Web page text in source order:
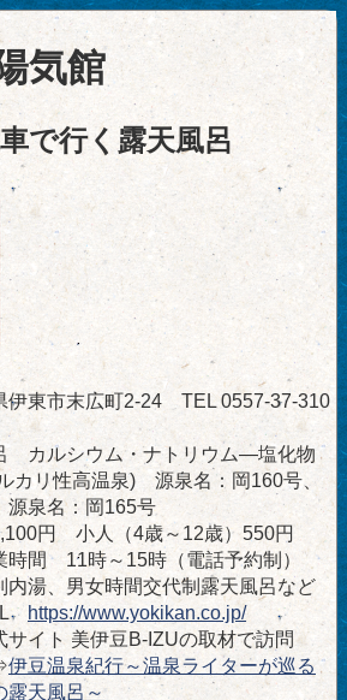
気館
で行く露天風呂
東市末広町2-24 TEL 0557-37-310
カルシウム・ナトリウム―塩化物
カリ性高温泉) 源泉名：岡160号、
泉名：岡165号
円 小人（4歳～12歳）550円
時間 11時～15時（電話予約制）
湯、男女時間交代制露天風呂など
https://www.yokikan.co.jp/
サイト 美伊豆B-IZUの取材で訪問
伊豆温泉紀行～温泉ライターが巡る
露天風呂～